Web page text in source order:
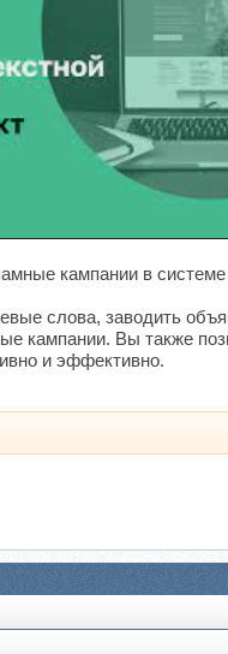
кампании в
слова, заводить
кампании. Вы также
и эффективно.